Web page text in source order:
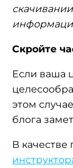
Скройте
Если ваша
этом
блога
В